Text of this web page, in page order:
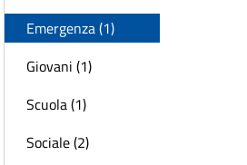
Emergenza (1)
Giovani (1)
Scuola (1)
Sociale (2)